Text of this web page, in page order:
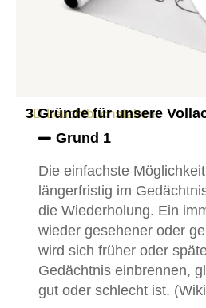
3D Leuchtbuchstaben
3 Gründe für unsere
Grund 1
Die einfachste
längerfristig im
die Wiederholung. Ein
wieder gesehener oder
wird sich früher oder
Gedächtnis einbrennen,
gut oder schlecht ist.